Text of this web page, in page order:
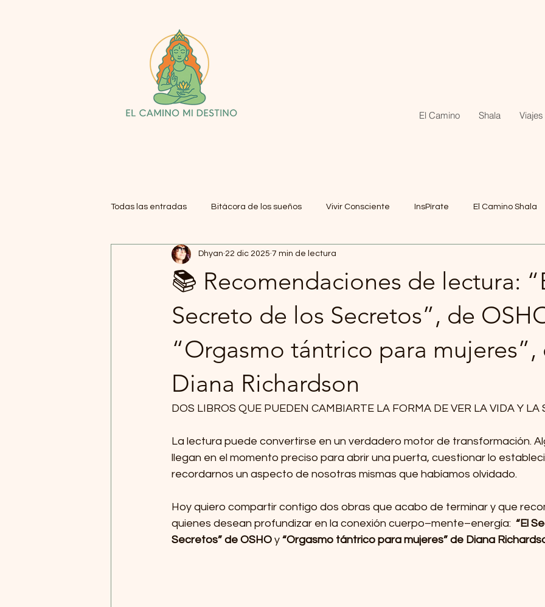
El Camino Shala Viajes
Todas las entradas Bitácora de los sueños Vivir Consciente InsPírate El Camino Shala
📚 Recomendaciones de lectura:
Secreto de los Secretos”, de
“Orgasmo tántrico para mujeres”,
Diana Richardson
Dhyan 22 dic 2025 7 min de lectura
DOS LIBROS QUE PUEDEN CAMBIARTE LA FORMA DE VER LA VIDA Y LA
La lectura puede convertirse en un verdadero motor de transformación.
llegan en el momento preciso para abrir una puerta, cuestionar lo
recordarnos un aspecto de nosotras mismas que habíamos olvidado.
Hoy quiero compartir contigo dos obras que acabo de terminar y que
quienes desean profundizar en la conexión cuerpo–mente–energía: “El
Secretos” de OSHO y “Orgasmo tántrico para mujeres” de Diana